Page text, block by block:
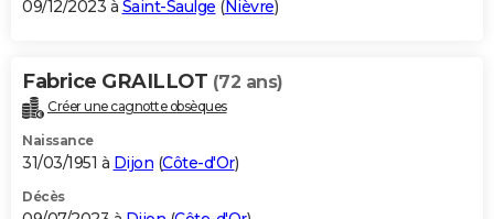
09/12/2023 à Saint-Saulge (Nièvre)
Fabrice GRAILLOT (72 ans)
Créer une cagnotte obsèques
Naissance
31/03/1951 à Dijon (Côte-d'Or)
Décès